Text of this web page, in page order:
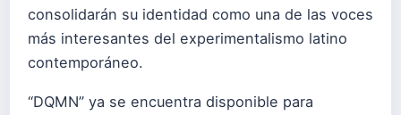
consolidarán su identidad como una de las voces
más interesantes del experimentalismo latino
contemporáneo.
“DQMN” ya se encuentra disponible para